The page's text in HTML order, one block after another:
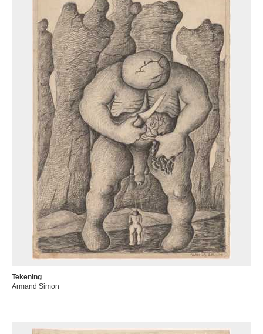
Tekening
Armand Simon